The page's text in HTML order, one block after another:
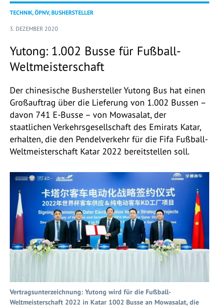
TECHNIK, ÖPNV, BUSHERSTELLER
3. DEZEMBER 2020
Yutong: 1.002 Busse für Fußball-
Weltmeisterschaft
Der chinesische Bushersteller Yutong Bus hat einen
Großauftrag über die Lieferung von 1.002 Bussen –
davon 741 E-Busse – von Mowasalat, der
staatlichen Verkehrsgesellschaft des Emirats Katar,
erhalten, die den Pendelverkehr für die Fifa Fußball-
Weltmeisterschaft Katar 2022 bereitstellen soll.
Vertragsunterzeichnung: Yutong wird für die Fußball-
Weltmeisterschaft 2022 in Katar 1002 Busse an Mowasalat, die